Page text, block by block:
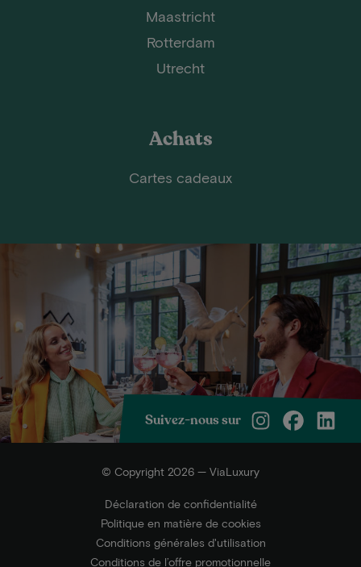
Maastricht
Rotterdam
Utrecht
Achats
Cartes cadeaux
Suivez-nous sur
© Copyright 2026 — ViaLuxury
Déclaration de confidentialité
Politique en matière de cookies
Conditions générales d'utilisation
Conditions de l’offre promotionnelle